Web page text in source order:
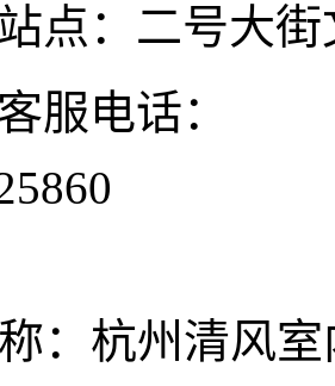
点：二号大
服电话：
： 杭州清风